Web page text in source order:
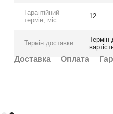
Гарантійний
термін, міс.
12
Термін доставки
Термін
Доставка Оплата